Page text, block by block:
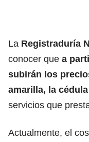
La Registraduría
conocer que a
subirán los
amarilla, la
servicios que
Actualmente, el